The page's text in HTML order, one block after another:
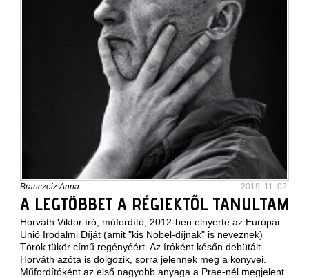
Branczeiz Anna 2019. 11. 02.
A LEGTÖBBET A RÉGIEKTŐL TANULTAM
Horváth Viktor író, műfordító, 2012-ben elnyerte az Európai
Unió Irodalmi Díját (amit "kis Nobel-díjnak" is neveznek)
Török tükör című regényéért. Az íróként későn debütált
Horváth azóta is dolgozik, sorra jelennek meg a könyvei.
Műfordítóként az első nagyobb anyaga a Prae-nél megjelent